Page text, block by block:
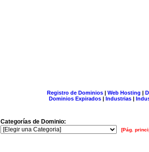
Registro de Dominios| Web Hosting |
Dominios Expirados | Industrias |
Categorías de Dominio:
[Pág.